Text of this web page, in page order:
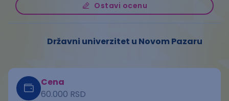
Ostavi ocenu
Državni univerzitet u Novom Pazaru
Cena
60.000 RSD